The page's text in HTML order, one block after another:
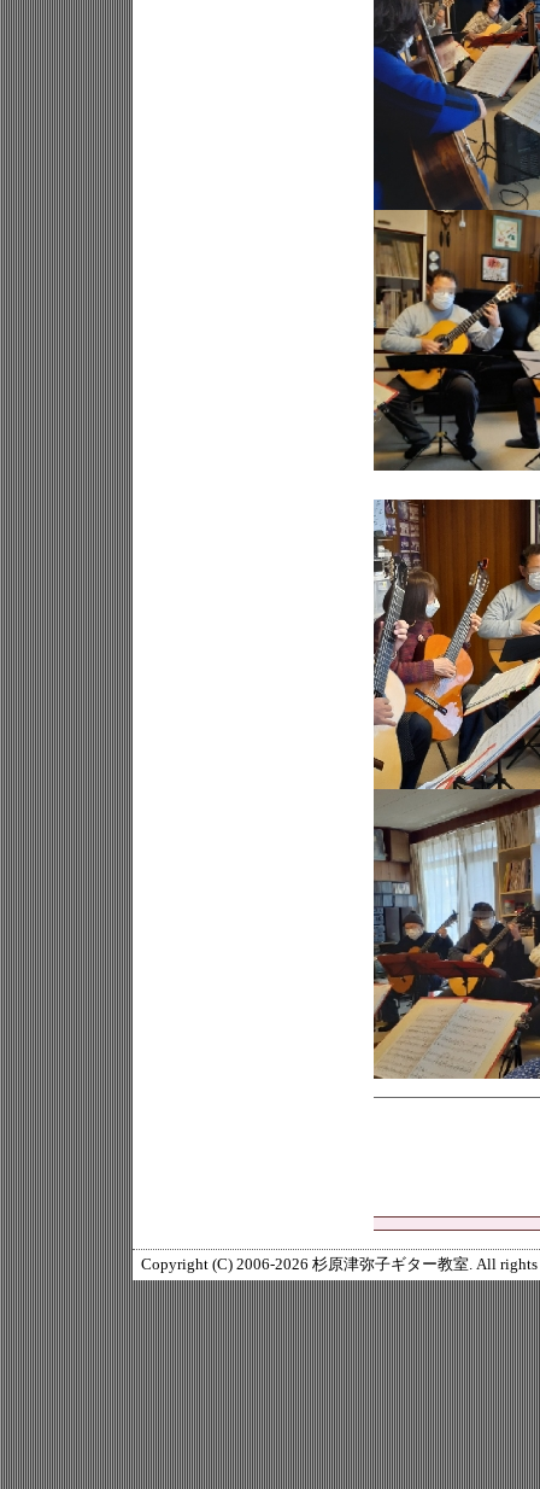
Copyright (C) 2006-2026 杉原津弥子ギター教室. All rights